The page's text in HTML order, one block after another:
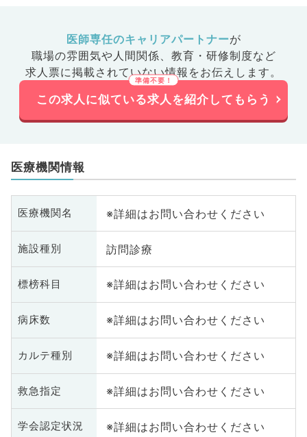
医師専任のキャリアパートナーが
職場の雰囲気や人間関係、 教育・研修制度など
求人票に掲載されていない情報をお伝えします。
この求人に似ている求人を紹介してもらう
医療機関情報
医療機関名 ※詳細はお問い合わせください
施設種別 訪問診療
標榜科目 ※詳細はお問い合わせください
病床数 ※詳細はお問い合わせください
カルテ種別 ※詳細はお問い合わせください
救急指定 ※詳細はお問い合わせください
学会認定状況 ※詳細はお問い合わせください